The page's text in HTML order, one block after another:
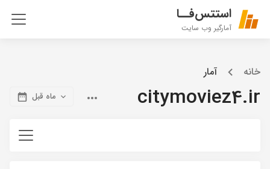
استتس‌فــا
آمارگیر وب سایت
خانه آمار
citymoviez4.ir ماه قبل